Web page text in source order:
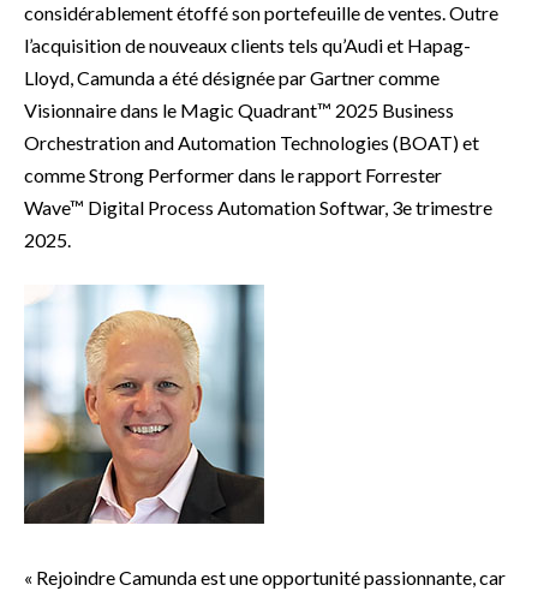
considérablement étoffé son portefeuille de ventes. Outre
l’acquisition de nouveaux clients tels qu’Audi et Hapag-
Lloyd, Camunda a été désignée par Gartner comme
Visionnaire dans le Magic Quadrant™ 2025 Business
Orchestration and Automation Technologies (BOAT) et
comme Strong Performer dans le rapport Forrester
Wave™ Digital Process Automation Softwar, 3e trimestre
2025.
« Rejoindre Camunda est une opportunité passionnante, car